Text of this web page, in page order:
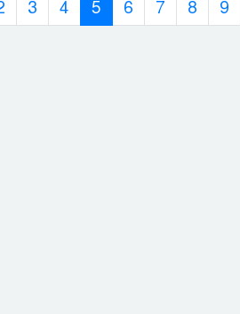
3 4 5 6 7 8 9